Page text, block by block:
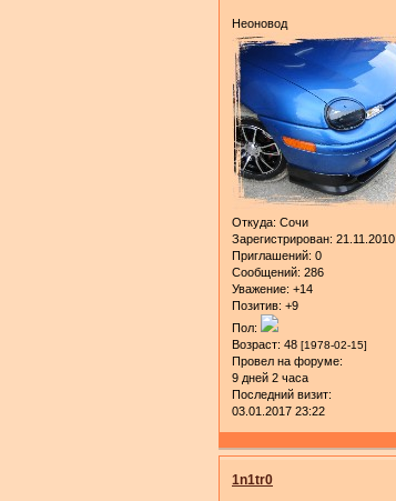
Неоновод
Откуда: Сочи
Зарегистрирован: 21.11.2010
Приглашений: 0
Сообщений: 286
Уважение: +14
Позитив: +9
Пол:
Возраст: 48 [1978-02-15]
Провел на форуме:
9 дней 2 часа
Последний визит:
03.01.2017 23:22
1n1tr0